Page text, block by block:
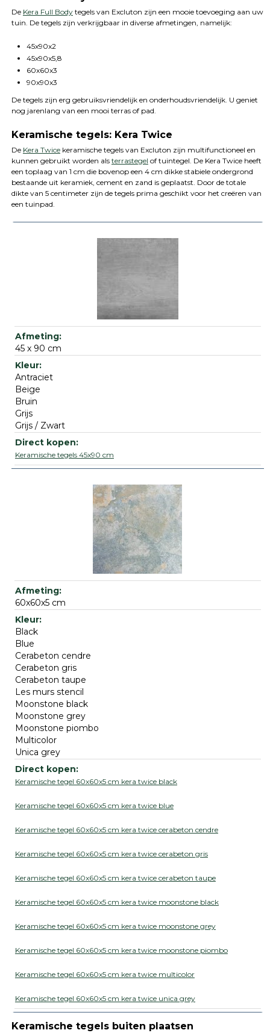
De Kera Full Bodytegels van Excluton zijn een mooie toevoeging aan uw
tuin. De tegels zijn verkrijgbaar in diverse afmetingen, namelijk:
45x90x2
45x90x5,8
60x60x3
90x90x3
De tegels zijn erg gebruiksvriendelijk en onderhoudsvriendelijk. U geniet
nog jarenlang van een mooi terras of pad.
Keramische tegels: Kera Twice
De Kera Twicekeramische tegels van Excluton zijn multifunctioneel en
kunnen gebruikt worden als terrastegel of tuintegel. De Kera Twice heeft
een toplaag van 1 cm die bovenop een 4 cm dikke stabiele ondergrond
bestaande uit keramiek, cement en zand is geplaatst. Door de totale
dikte van 5 centimeter zijn de tegels prima geschikt voor het creëren van
een tuinpad.
45 x 90 cm
Antraciet
Beige
Bruin
Grijs
Grijs / Zwart
Keramische tegels 45x90 cm
60x60x5 cm
Black
Blue
Cerabeton cendre
Cerabeton gris
Cerabeton taupe
Les murs stencil
Moonstone black
Moonstone grey
Moonstone piombo
Multicolor
Unica grey
Keramische tegel 60x60x5 cm kera twice black
Keramische tegel 60x60x5 cm kera twice blue
Keramische tegel 60x60x5 cm kera twice cerabeton cendre
Keramische tegel 60x60x5 cm kera twice cerabeton gris
Keramische tegel 60x60x5 cm kera twice cerabeton taupe
Keramische tegel 60x60x5 cm kera twice moonstone black
Keramische tegel 60x60x5 cm kera twice moonstone grey
Keramische tegel 60x60x5 cm kera twice moonstone piombo
Keramische tegel 60x60x5 cm kera twice multicolor
Keramische tegel 60x60x5 cm kera twice unica grey
Keramische tegels buiten plaatsen